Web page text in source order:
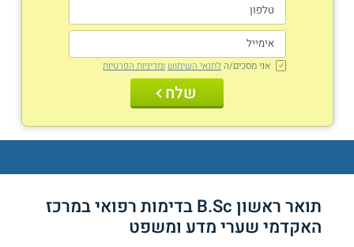
אני מסכים/ה לתנאי השימוש ומדיניות הפרטיות
שלח
תואר ראשון B.Sc בדימות רפואי במרכז
האקדמי שערי מדע ומשפט